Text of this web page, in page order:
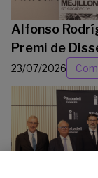
Alfonso
Premi de
23/07/2026